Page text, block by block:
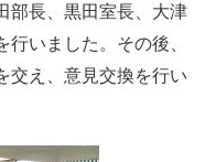
部長、黒田室長、大津
いました。その後、
交え、意見交換を行い